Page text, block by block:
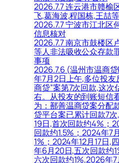
2026.7.7 连云港市赣榆
飞,葛海波,程国栋,王喆
2026.7.7 宁波市江北区
信息核对
2026.7.7 南京市鼓楼区
等人非法吸收公众存款
事项
2026.7.6 (温州市温商
年7月2日上午,多位投友
商贷”案第7次回款,这
右。从投友的到账短信
为：鄯善温商贷案分配
贷平台案已累计回款7
19日,首次回款约4%；
回款约1.5%；2024年7
1%；2024年12月17日,
年6月20日,五次回款约
六次回款约1%,2026年